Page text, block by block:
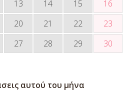
13 14 15
16
20 21 22
23
27 28 29
30
αυτού του μήνα